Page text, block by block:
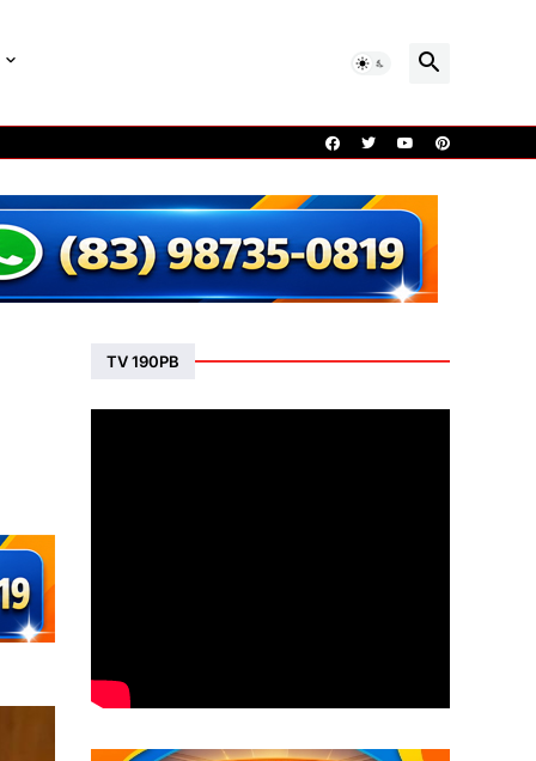
TV 190PB